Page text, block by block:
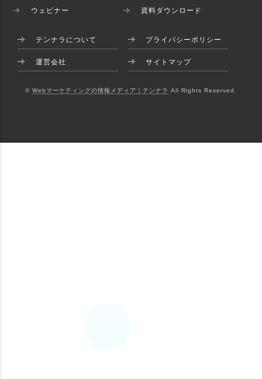
ウェビナー 資料ダウンロード
テンナラについて プライバシーポリシー
運営会社 サイトマップ
© Webマーケティングの情報メディア｜テンナラ All Rights Reserved.